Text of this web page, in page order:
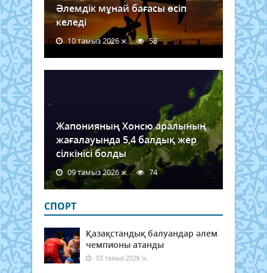
Әлемдік мұнай бағасы өсіп
келеді
10 тамыз 2026 ж. 58
Жапонияның Хонсю аралының
жағалауында 5,4 балдық жер
сілкінісі болды
09 тамыз 2026 ж. 74
СПОРТ
Қазақстандық балуандар әлем
чемпионы атанды
03 тамыз 2026 ж.